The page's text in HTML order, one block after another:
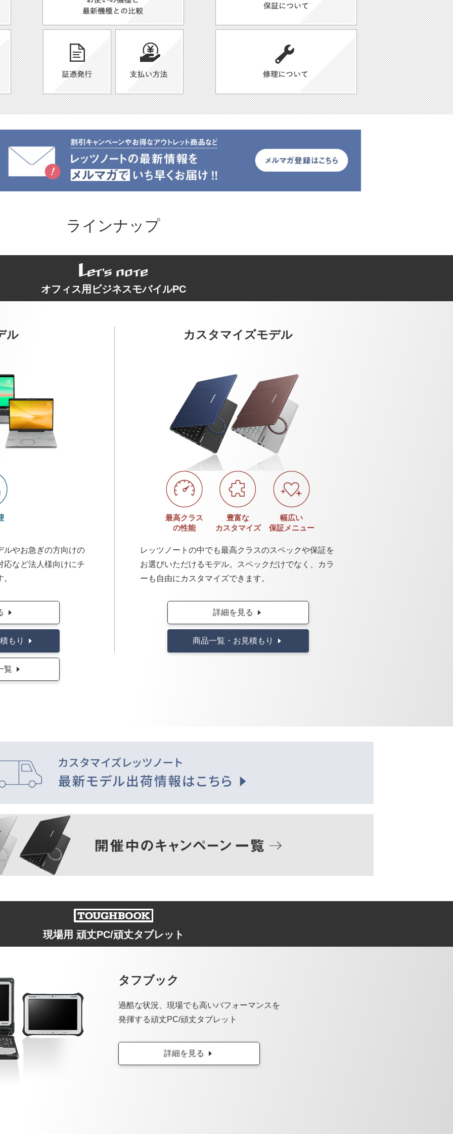
ラインナップ
オフィス用ビジネスモバイルPC
ル
ルやお急ぎの方向けの
応など法人様向けにチ
もり
覧
カスタマイズモデル
最高クラス
の性能
豊富な
カスタマイズ
幅広い
保証メニュー
レッツノートの中でも最高クラスのスペックや保証を
お選びいただけるモデル。スペックだけでなく、カラ
ーも自由にカスタマイズできます。
詳細を見る
商品一覧・お見積もり
現場用 頑丈PC/頑丈タブレット
タフブック
過酷な状況、現場でも高いパフォーマンスを
発揮する頑丈PC/頑丈タブレット
詳細を見る